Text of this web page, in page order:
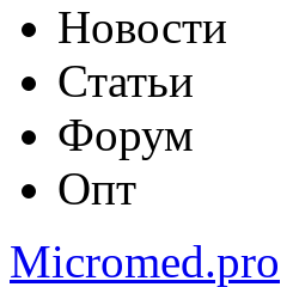
Новости
Статьи
Форум
Опт
Micromed.pro